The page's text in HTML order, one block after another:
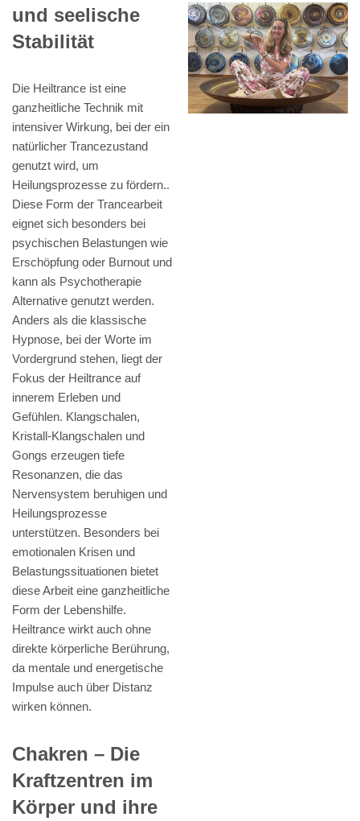
und seelische
Stabilität
Die Heiltrance ist eine
ganzheitliche Technik mit
intensiver Wirkung, bei der ein
natürlicher Trancezustand
genutzt wird, um
Heilungsprozesse zu fördern..
Diese Form der Trancearbeit
eignet sich besonders bei
psychischen Belastungen wie
Erschöpfung oder Burnout und
kann als Psychotherapie
Alternative genutzt werden.
Anders als die klassische
Hypnose, bei der Worte im
Vordergrund stehen, liegt der
Fokus der Heiltrance auf
innerem Erleben und
Gefühlen. Klangschalen,
Kristall-Klangschalen und
Gongs erzeugen tiefe
Resonanzen, die das
Nervensystem beruhigen und
Heilungsprozesse
unterstützen. Besonders bei
emotionalen Krisen und
Belastungssituationen bietet
diese Arbeit eine ganzheitliche
Form der Lebenshilfe.
Heiltrance wirkt auch ohne
direkte körperliche Berührung,
da mentale und energetische
Impulse auch über Distanz
wirken können.
Chakren – Die
Kraftzentren im
Körper und ihre